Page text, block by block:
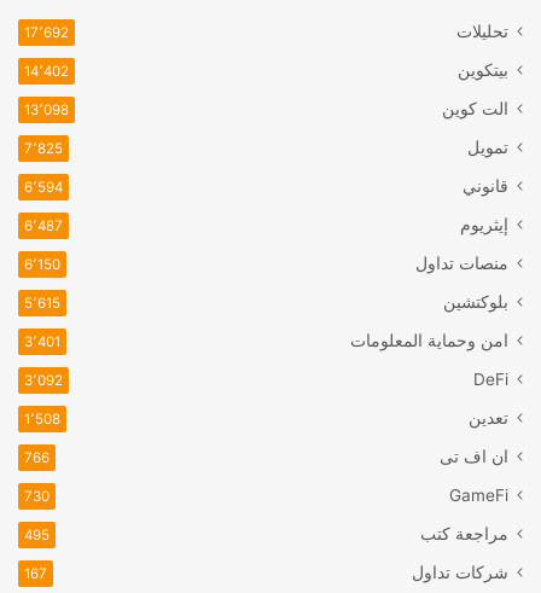
تحليلات 17٬692
بيتكوين 14٬402
الت كوين 13٬098
تمويل 7٬825
قانوني 6٬594
إيثريوم 6٬487
منصات تداول 6٬150
بلوكتشين 5٬615
امن وحماية المعلومات 3٬401
DeFi 3٬092
تعدين 1٬508
ان اف تی 766
GameFi
730
مراجعة كتب 495
شركات تداول 167